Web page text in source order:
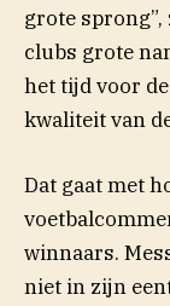
grote
clubs grote
het tijd voor
kwaliteit van
Dat gaat met
winnaars.
niet in zijn